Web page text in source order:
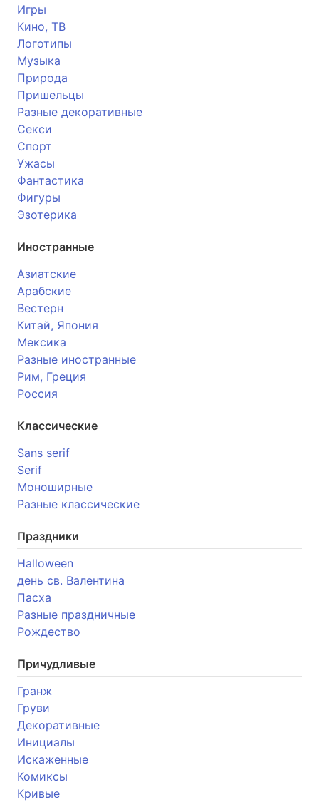
Игры
Кино, ТВ
Логотипы
Музыка
Природа
Пришельцы
Разные декоративные
Секси
Спорт
Ужасы
Фантастика
Фигуры
Эзотерика
Иностранные
Азиатские
Арабские
Вестерн
Китай, Япония
Мексика
Разные иностранные
Рим, Греция
Россия
Классические
Sans serif
Serif
Моноширные
Разные классические
Праздники
Halloween
день св. Валентина
Пасха
Разные праздничные
Рождество
Причудливые
Гранж
Груви
Декоративные
Инициалы
Искаженные
Комиксы
Кривые